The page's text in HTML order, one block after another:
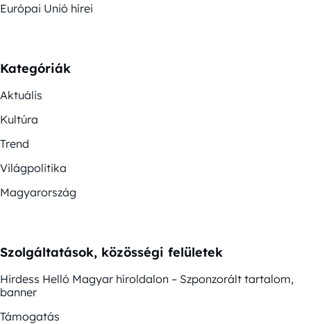
Európai Unió hírei
Kategóriák
Aktuális
Kultúra
Trend
Világpolitika
Magyarország
Szolgáltatások, közösségi felületek
Hirdess Helló Magyar híroldalon – Szponzorált tartalom,
banner
Támogatás